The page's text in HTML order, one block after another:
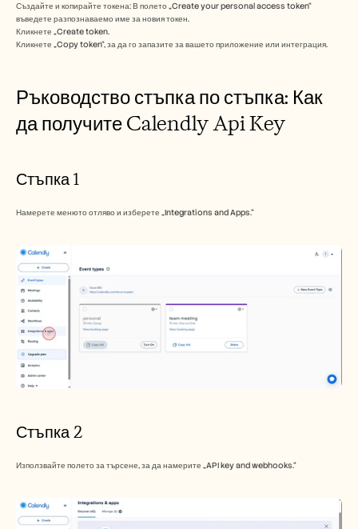
Създайте и копирайте токена: В полето „Create your personal access token“
въведете разпознаваемо име за новия токен.
Кликнете „Create token.
Кликнете „Copy token“, за да го запазите за вашето приложение или интеграция.
Ръководство стъпка по стъпка: Как
да получите Calendly Api Key
Стъпка 1
Намерете менюто отляво и изберете „Integrations and Apps.“
Стъпка 2
Използвайте полето за търсене, за да намерите „API key and webhooks.“
Истории на клиенти
Център за помощ
Цени
Кариери